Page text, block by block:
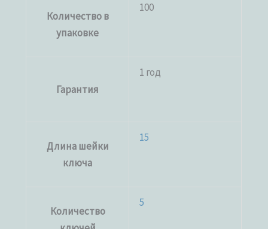
Количество в
упаковке
100
Гарантия
1 год
Длина шейки
ключа
15
Количество
5